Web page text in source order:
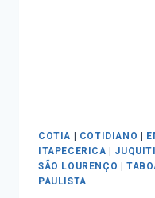
COTIA | COTIDIANO |
ITAPECERICA |
SÃO LOURENÇO |
PAULISTA